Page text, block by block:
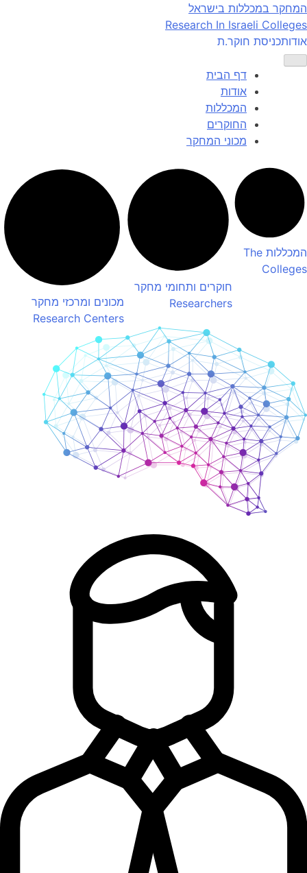
Skip
to
content
המחקר במכללות בישראל
Research In Israeli Colleges
אודותכניסת חוקר.ת
דף הבית
אודות
המכללות
החוקרים
מכוני המחקר
המכללות The
Colleges
חוקרים ותחומי מחקר
Researchers
מכונים ומרכזי מחקר
Research Centers